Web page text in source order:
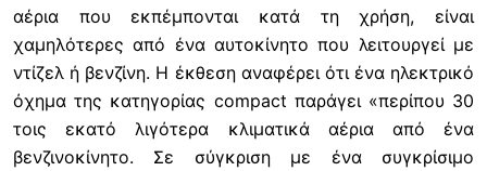
αέρια που εκπέμπονται κατά τη χρήση, είναι
χαμηλότερες από ένα αυτοκίνητο που λειτουργεί με
ντίζελ ή βενζίνη. Η έκθεση αναφέρει ότι ένα ηλεκτρικό
όχημα της κατηγορίας compact παράγει «περίπου 30
τοις εκατό λιγότερα κλιματικά αέρια από ένα
βενζινοκίνητο. Σε σύγκριση με ένα συγκρίσιμο